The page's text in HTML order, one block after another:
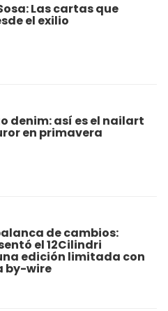
Las cartas que
el exilio
denim: así es el nailart
en primavera
de cambios:
el 12Cilindri
edición limitada con
by-wire